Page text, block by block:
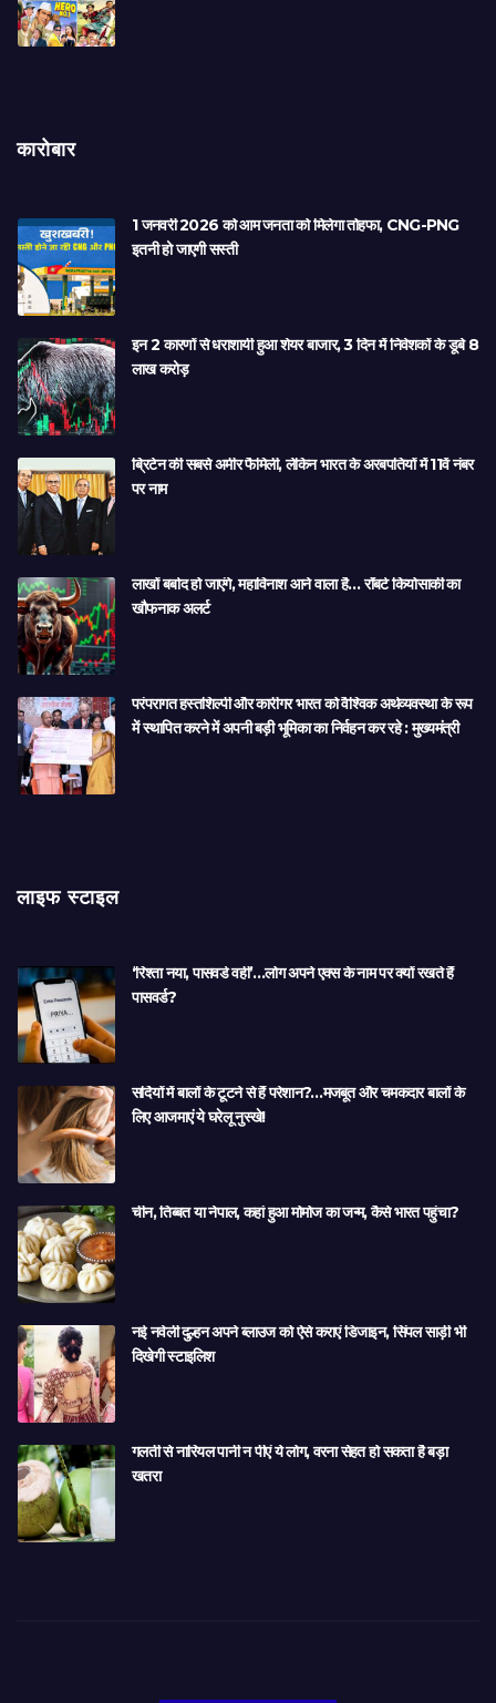
कारोबार
1 जनवरी 2026 को आम जनता को मिलेगा तोहफा, CNG-PNG
इतनी हो जाएगी सस्ती
इन 2 कारणों से धराशायी हुआ शेयर बाजार, 3 दिन में निवेशकों के डूबे 8
लाख करोड़
ब्रिटेन की सबसे अमीर फैमिली, लेकिन भारत के अरबपतियों में 11वें नंबर
पर नाम
लाखों बर्बाद हो जाएंगे, महाविनाश आने वाला है… रॉबर्ट कियोसाकी का
खौफनाक अलर्ट
परंपरागत हस्तशिल्पी और कारीगर भारत को वैश्विक अर्थव्यवस्था के रूप
में स्थापित करने में अपनी बड़ी भूमिका का निर्वहन कर रहे : मुख्यमंत्री
लाइफ स्टाइल
‘रिश्ता नया, पासवर्ड वही’…लोग अपने एक्स के नाम पर क्यों रखते हैं
पासवर्ड?
सर्दियों में बालों के टूटने से हैं परेशान?…मजबूत और चमकदार बालों के
लिए आजमाएं ये घरेलू नुस्खे!
चीन, तिब्बत या नेपाल, कहां हुआ मोमोज का जन्म, कैसे भारत पहुंचा?
नई नवेली दुल्हन अपने ब्लाउज को ऐसे कराएं डिजाइन, सिंपल साड़ी भी
दिखेगी स्टाइलिश
गलती से नारियल पानी न पीएं ये लोग, वरना सेहत हो सकता है बड़ा
खतरा